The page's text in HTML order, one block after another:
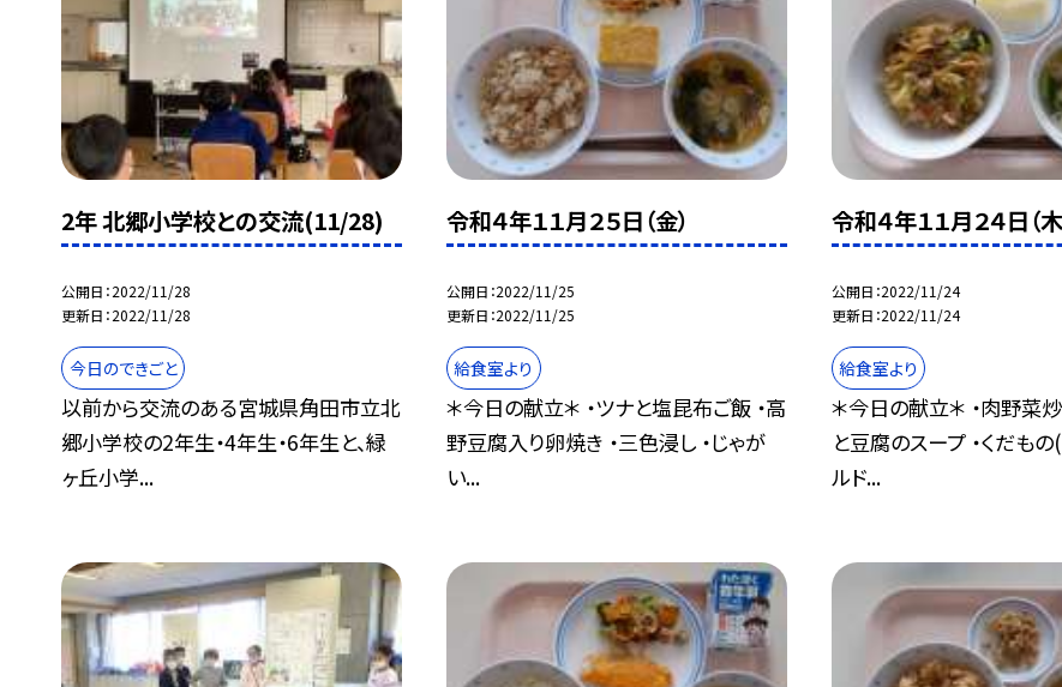
2年 北郷小学校との交流(11/28)
公開日 2022/11/28
更新日 2022/11/28
今日のできごと
以前から交流のある宮城県角田市立北
郷小学校の2年生・4年生・6年生と、緑
ヶ丘小学...
令和４年１１月２５日（金）
公開日 2022/11/25
更新日 2022/11/25
給食室より
＊今日の献立＊ ・ツナと塩昆布ご飯 ・高
野豆腐入り卵焼き ・三色浸し ・じゃが
い...
令和４年１１月２４日（木
公開日 2022/11/24
更新日 2022/11/24
給食室より
＊今日の献立＊ ・肉野菜
と豆腐のスープ ・くだも
ルド...